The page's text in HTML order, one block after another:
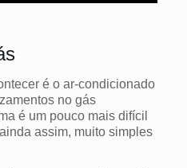
é o ar-condicionado
no gás
é um pouco mais difícil
assim, muito simples